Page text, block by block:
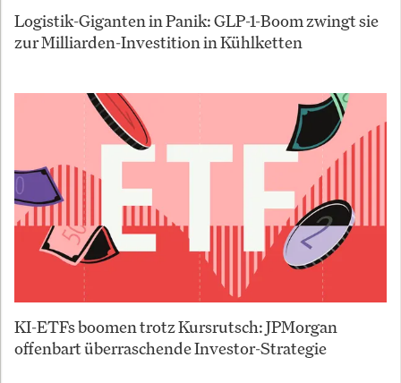
Logistik-Giganten in Panik: GLP-1-Boom zwingt sie
zur Milliarden-Investition in Kühlketten
KI-ETFs boomen trotz Kursrutsch: JPMorgan
offenbart überraschende Investor-Strategie